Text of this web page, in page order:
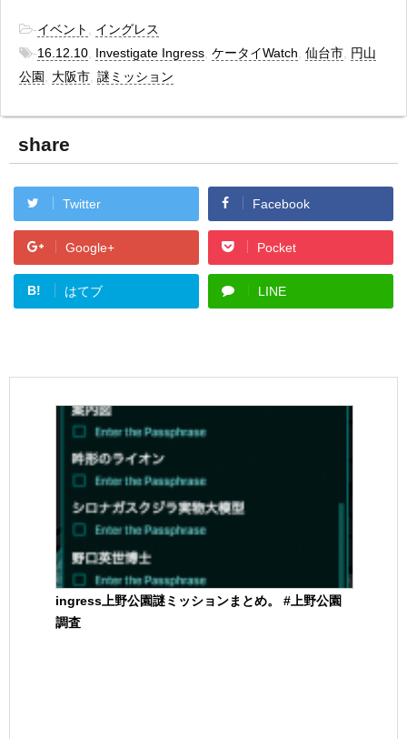
-イベント
イングレス
-16.12.10 Investigate Ingress ケータイWatch 仙台市 円山
公園
大阪市 謎ミッション
share
Twitter Facebook
Google+ Pocket
B! はてブ LINE
ingress上野公園謎ミッションまとめ。 #上野公園
調査